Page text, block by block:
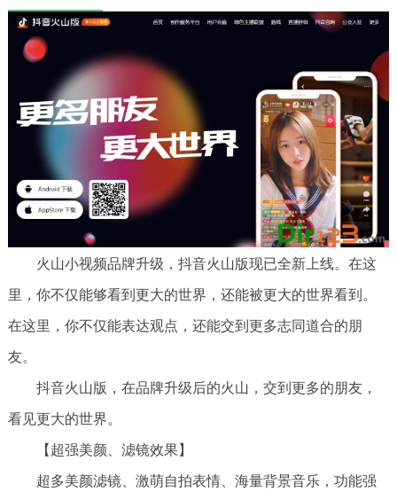
火山小视频品牌升级，抖音火山版现已全新上线。在这
里，你不仅能够看到更大的世界，还能被更大的世界看到。
在这里，你不仅能表达观点，还能交到更多志同道合的朋
友。
抖音火山版，在品牌升级后的火山，交到更多的朋友，
看见更大的世界。
【超强美颜、滤镜效果】
超多美颜滤镜、激萌自拍表情、海量背景音乐，功能强